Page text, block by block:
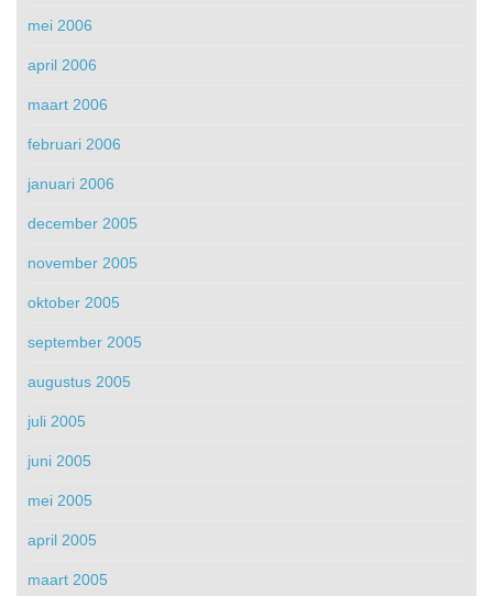
mei 2006
april 2006
maart 2006
februari 2006
januari 2006
december 2005
november 2005
oktober 2005
september 2005
augustus 2005
juli 2005
juni 2005
mei 2005
april 2005
maart 2005